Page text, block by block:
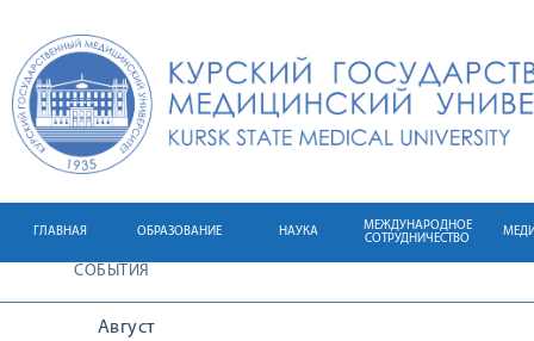
ГЛАВНАЯ ОБРАЗОВАНИЕ НАУКА
МЕЖДУНАРОДНОЕ
СОТРУДНИЧЕСТВО
СОБЫТИЯ
Август